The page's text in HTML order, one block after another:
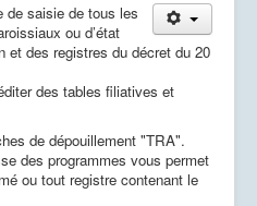
Présentation de GAOActes
de saisie de tous les
ou d’état
et des registres du décret du 20
des tables filiatives et
de dépouillement "TRA".
des programmes vous permet
ou tout registre contenant le